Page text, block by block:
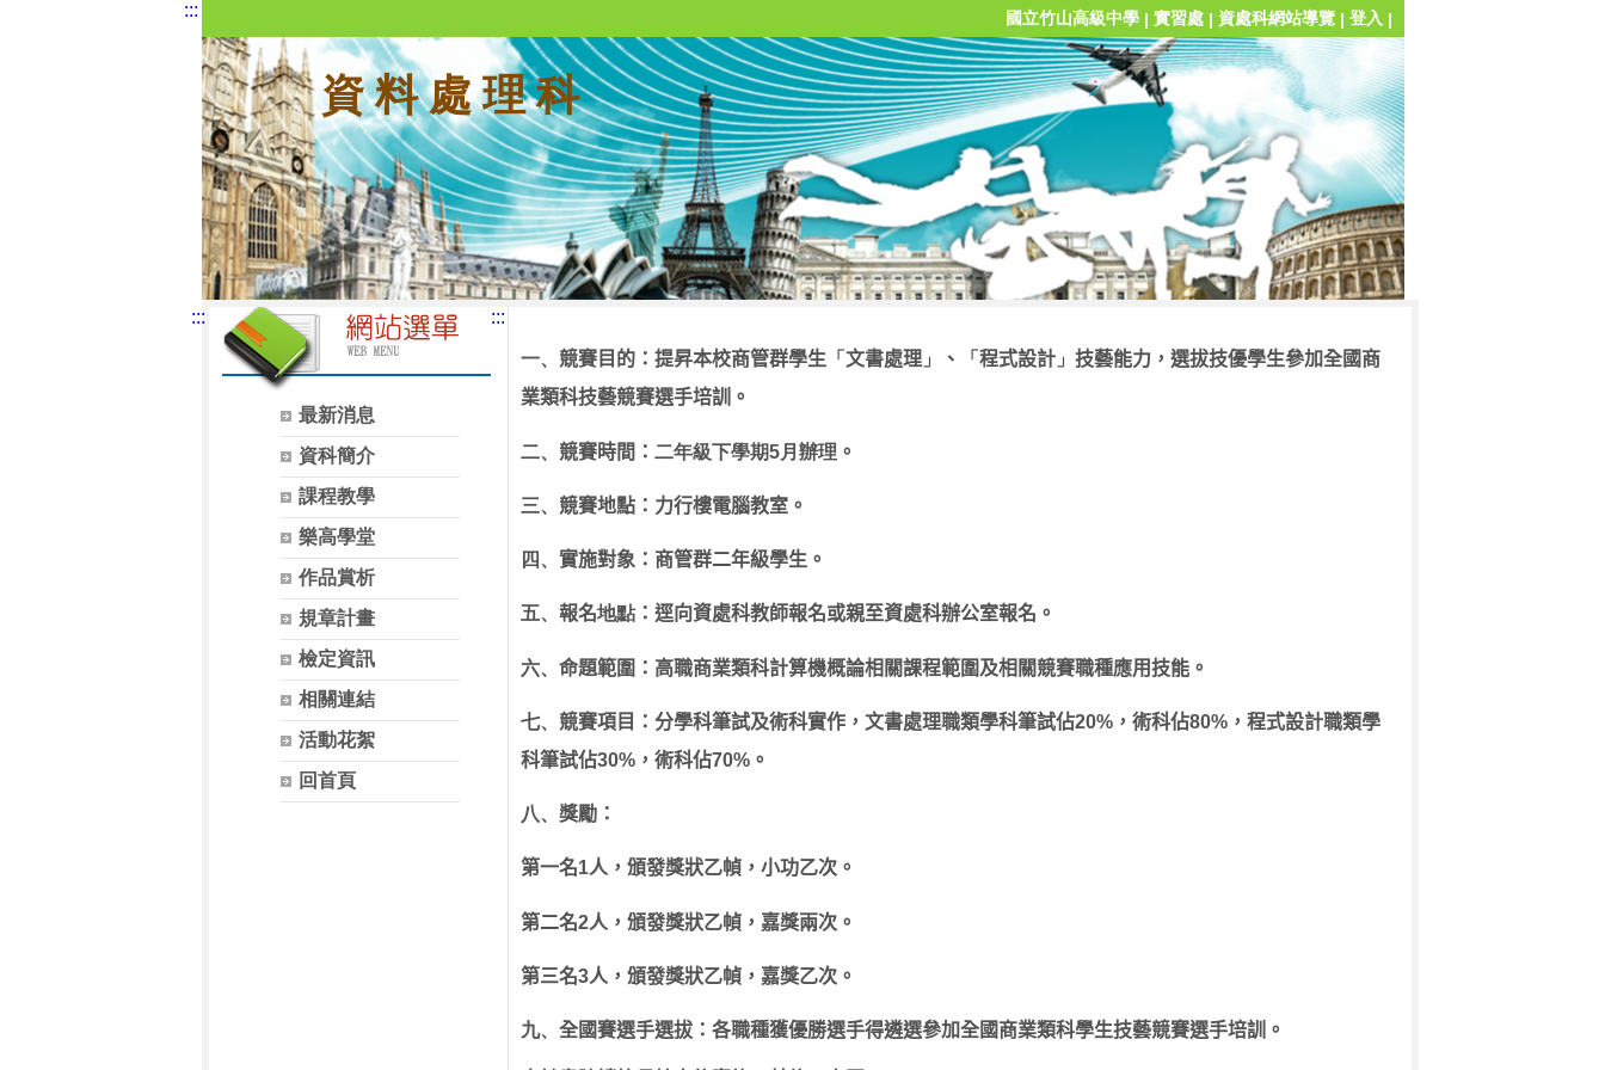
::: 國立竹山高級中學| 實習處| 資處科網站導覽| 登入 |
資 料 處 理 科
:::
最新消息
資科簡介
課程教學
樂高學堂
作品賞析
規章計畫
檢定資訊
相關連結
活動花絮
回首頁
:::
一、 競賽目的：提昇本校商管群學生 「 文書處理」 、 「 程式設計」 技藝能力，選拔技優學生參加全國商
業類科技藝競賽選手培訓。
二、 競賽時間： 二年級下學期5月辦理 。
三、 競賽地點：力行樓電腦教室。
四、 實施對象：商管群二年級學生。
五、 報名地點：逕向資處科教師報名或親至資處科辦公室報名。
六、 命題範圍：高職商業類科計算機概論相關課程範圍及相關競賽職種應用技能。
七、 競賽項目：分學科筆試及術科實作，文書處理職類學科筆試佔20%，術科佔80%，程式設計職類學
科筆試佔30%，術科佔70%。
八、 獎勵：
第一名1人，頒發獎狀乙幀，小功乙次。
第二名2人，頒發獎狀乙幀，嘉獎兩次。
第三名3人，頒發獎狀乙幀，嘉獎乙次。
九、 全國賽選手選拔：各職種獲優勝選手得遴選參加全國商業類科學生技藝競賽選手培訓。